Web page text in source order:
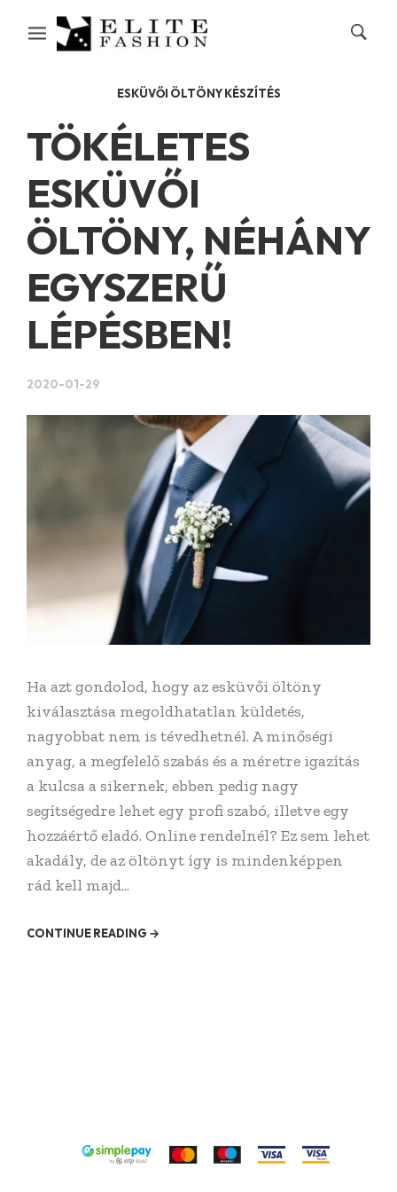
ESKÜVŐI ÖLTÖNY KÉSZÍTÉS
TÖKÉLETES
ESKÜVŐI
ÖLTÖNY, NÉHÁNY
EGYSZERŰ
LÉPÉSBEN!
2020-01-29
Ha azt gondolod, hogy az esküvői öltöny
kiválasztása megoldhatatlan küldetés,
nagyobbat nem is tévedhetnél. A minőségi
anyag, a megfelelő szabás és a méretre igazítás
a kulcsa a sikernek, ebben pedig nagy
segítségedre lehet egy profi szabó, illetve egy
hozzáértő eladó. Online rendelnél? Ez sem lehet
akadály, de az öltönyt így is mindenképpen
rád kell majd...
CONTINUE READING →